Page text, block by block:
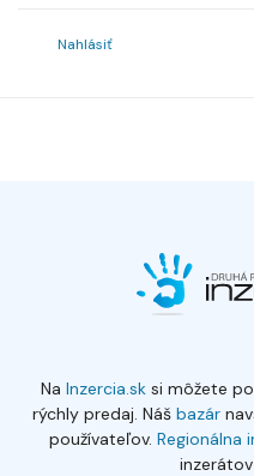
Nahlásiť
Na Inzercia.sksi môžete
rýchly predaj. Náš bazár
používateľov. Regionálna